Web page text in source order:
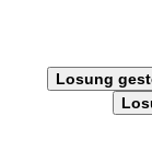
Losung